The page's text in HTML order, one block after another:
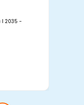
I 2035 -